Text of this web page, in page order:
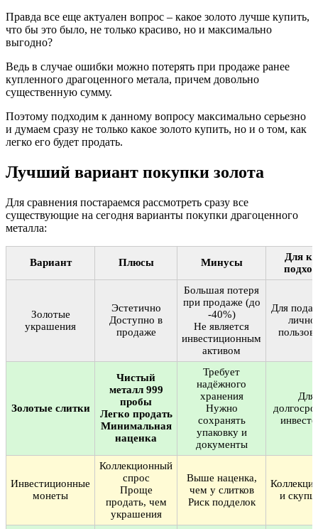
Правда все еще актуален вопрос – какое золото лучше купить,
что бы это было, не только красиво, но и максимально
выгодно?
Ведь в случае ошибки можно потерять при продаже ранее
купленного драгоценного метала, причем довольно
существенную сумму.
Поэтому подходим к данному вопросу максимально серьезно
и думаем сразу не только какое золото купить, но и о том, как
легко его будет продать.
Лучший вариант покупки золота
Для сравнения постараемся рассмотреть сразу все
существующие на сегодня варианты покупки драгоценного
металла:
Вариант Плюсы Минусы
Для
Золотые
украшения
Эстетично
Доступно в
продаже
Большая потеря
при продаже (до
-40%)
Не является
инвестиционным
активом
Для
Золотые слитки
Чистый
металл 999
пробы
Легко продать
Минимальная
наценка
Требует
надёжного
хранения
Нужно
сохранять
упаковку и
документы
Для
Инвестиционные
монеты
Коллекционный
спрос
Проще
продать, чем
украшения
Выше наценка,
чем у слитков
Риск подделок
и